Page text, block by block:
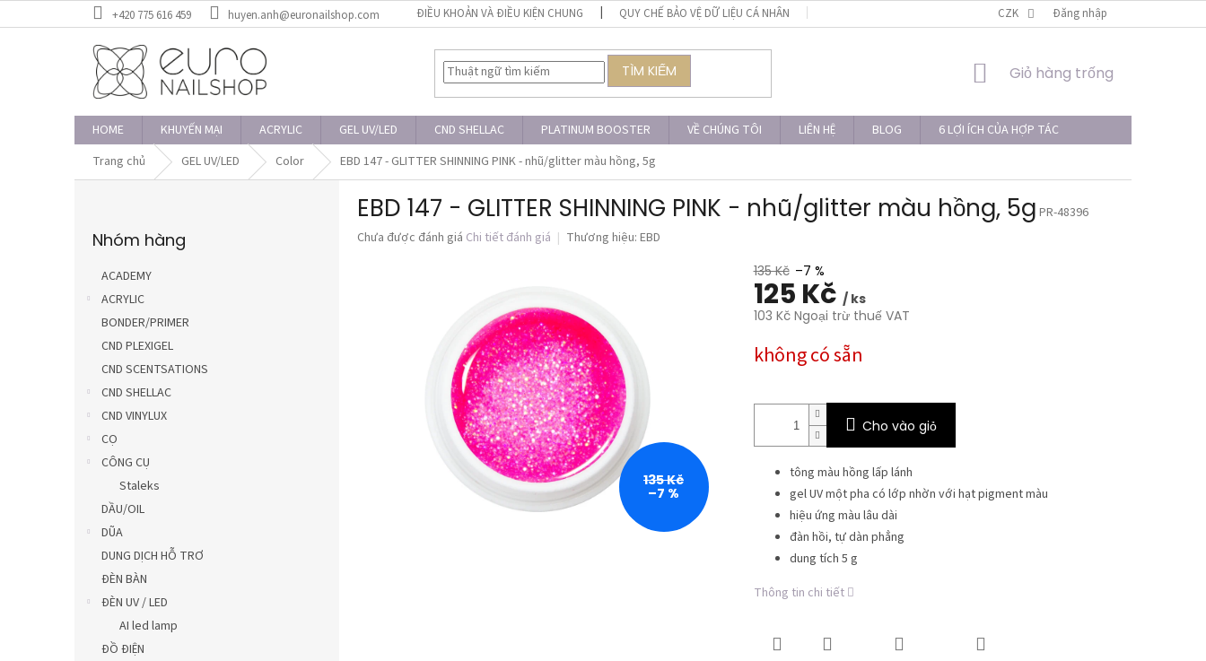
qua
+420 775 616 459 huyen.anh@euronailshop.com ĐIỀU KHOẢN VÀ ĐIỀU KIỆN CHUNG QUY CHẾ BẢO VỆ DỮ LIỆU CÁ NHÂN CZK Đăng nhập
TÌM KIẾM
GIỎ
Giỏ hàng trống
HOME KHUYẾN MẠI ACRYLIC GEL UV/LED CND SHELLAC PLATINUM BOOSTER VỀ CHÚNG TÔI LIÊN HỆ BLOG
6 LỢI ÍCH CỦA HỢP TÁC
Trang chủ
GEL UV/LED Color EBD 147 - GLITTER SHINNING PINK - nhũ/glitter màu hồng, 5g
qua
mục
Nhóm hàng
ACADEMY
ACRYLIC
BONDER/PRIMER
CND PLEXIGEL
CND SCENTSATIONS
CND SHELLAC
CND VINYLUX
CỌ
CÔNG CỤ
Staleks
DẦU/OIL
DŨA
DUNG DỊCH HỖ TRƠ
ĐÈN BÀN
ĐÈN UV / LED
AI led lamp
ĐỒ ĐIỆN
EBD 147 - GLITTER SHINNING PINK - nhũ/glitter màu hồng, 5g PR-48396
Đánh
Chưa được đánh giá Chi tiết đánh giá Thương hiệu: EBD
135 Kč
–7 %
135 Kč –7 %
125 Kč / ks
103 Kč Ngoại trừ thuế VAT
đo
không có sẵn
Cho vào giỏ
tông màu hồng lấp lánh
gel UV một pha có lớp nhờn với hạt pigment màu
hiệu ứng màu lâu dài
đàn hồi, tự dàn phẳng
dung tích 5 g
Thông tin chi tiết